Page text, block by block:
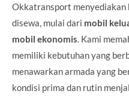
Okkatransport menyediakan
disewa, mulai dari mobil
mobil ekonomis . Kami
memiliki kebutuhan yang
menawarkan armada yang
kondisi prima dan rutin